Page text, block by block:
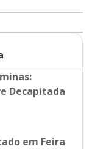
Decapitada
em Feira